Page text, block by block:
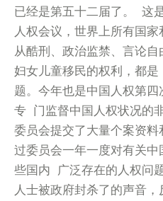
已经是第五十二届了。 这
人权会议，世界上所有国
从酷刑、政治监禁、言论
妇女儿童移民的权利，都
题。今年也是中国人权第
专 门监督中国人权状况的
委员会提交了大量个案资
过委员会一年一度对有关
些国内 广泛存在的人权问
人士被政府封杀了的声音